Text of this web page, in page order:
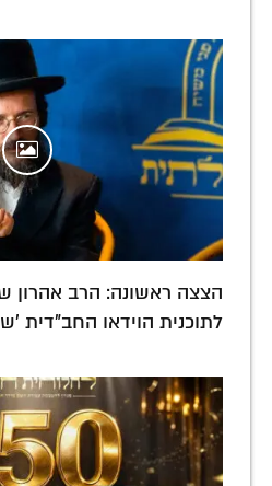
הצצה ראשונה: הרב אהרון
לתוכנית הוידאו החב"דית